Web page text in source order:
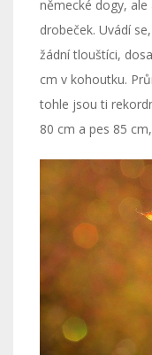
německé dogy,
drobeček. Uvádí
žádní tlouštíci,
cm v kohoutku.
tohle jsou ti
80 cm a pes 85